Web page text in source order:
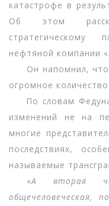
катастрофе в
Об этом
стратегическому
нефтяной компании
Он напомнил, что
огромное
По словам Федуна,
изменений не на
многие
последствиях,
называемые
«А вторая
общечеловеческая,